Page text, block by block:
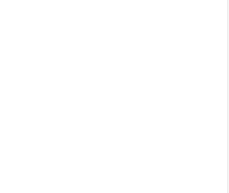
удирдах
Монгол Улсад
хүлээн